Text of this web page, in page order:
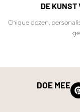
DE KUNST
Chique dozen,
DOE MEE